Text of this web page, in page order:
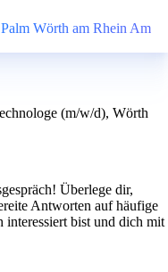
Wörth am Rhein Am
(m/w/d), Wörth
Überlege dir,
Antworten auf häufige
interessiert bist und dich mit